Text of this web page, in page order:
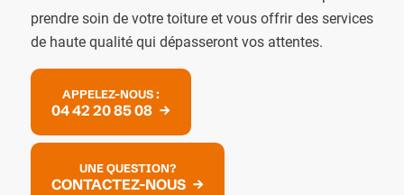
prendre soin de votre toiture et vous offrir des services
de haute qualité qui dépasseront vos attentes.
APPELEZ-NOUS :
04 42 20 85 08
UNE QUESTION?
CONTACTEZ-NOUS